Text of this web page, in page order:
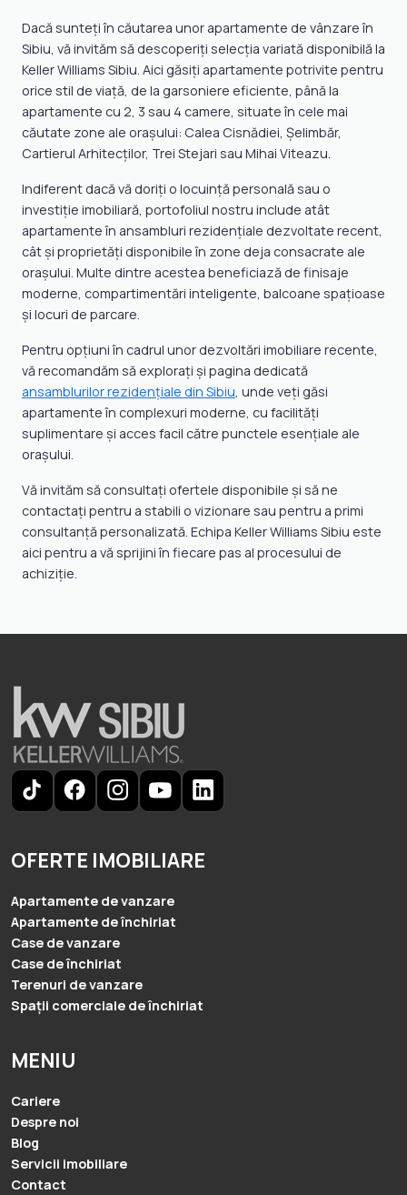
Dacă sunteți în căutarea unor apartamente de vânzare în
Sibiu, vă invităm să descoperiți selecția variată disponibilă la
Keller Williams Sibiu. Aici găsiți apartamente potrivite pentru
orice stil de viață, de la garsoniere eficiente, până la
apartamente cu 2, 3 sau 4 camere, situate în cele mai
căutate zone ale orașului: Calea Cisnădiei, Șelimbăr,
Cartierul Arhitecților, Trei Stejari sau Mihai Viteazu.
Indiferent dacă vă doriți o locuință personală sau o
investiție imobiliară, portofoliul nostru include atât
apartamente în ansambluri rezidențiale dezvoltate recent,
cât și proprietăți disponibile în zone deja consacrate ale
orașului. Multe dintre acestea beneficiază de finisaje
moderne, compartimentări inteligente, balcoane spațioase
și locuri de parcare.
Pentru opțiuni în cadrul unor dezvoltări imobiliare recente,
vă recomandăm să explorați și pagina dedicată
ansamblurilor rezidențiale din Sibiu, unde veți găsi
apartamente în complexuri moderne, cu facilități
suplimentare și acces facil către punctele esențiale ale
orașului.
Vă invităm să consultați ofertele disponibile și să ne
contactați pentru a stabili o vizionare sau pentru a primi
consultanță personalizată. Echipa Keller Williams Sibiu este
aici pentru a vă sprijini în fiecare pas al procesului de
achiziție.
OFERTE IMOBILIARE
Apartamente de vanzare
Apartamente de închiriat
Case de vanzare
Case de închiriat
Terenuri de vanzare
Spații comerciale de închiriat
MENIU
Cariere
Despre noi
Blog
Servicii imobiliare
Contact